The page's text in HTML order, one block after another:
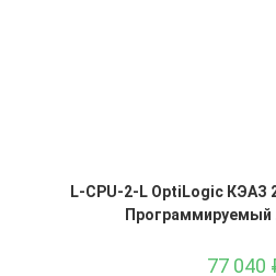
L-CPU-2-L OptiLogic КЭАЗ
Программируемый
77 040